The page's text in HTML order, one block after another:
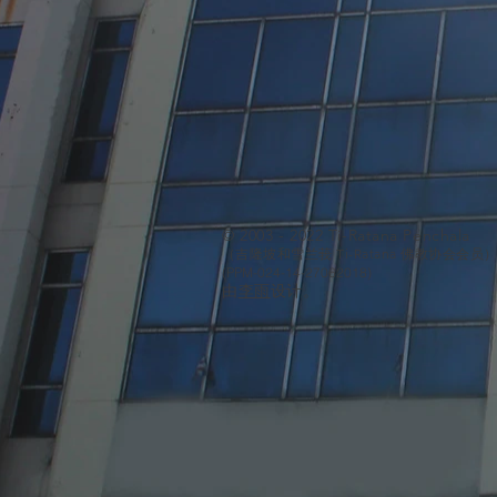
© 2003 - 2022 Ti-Ratana Penchala
（吉隆坡和雪兰莪 Ti-Ratana 佛教协会会员）
(PPM-024-14-27062018)
由 李雨 设计。